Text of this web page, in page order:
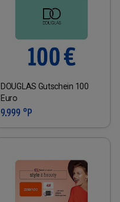
DOUGLAS Gutschein 100
Euro
9.999 °P